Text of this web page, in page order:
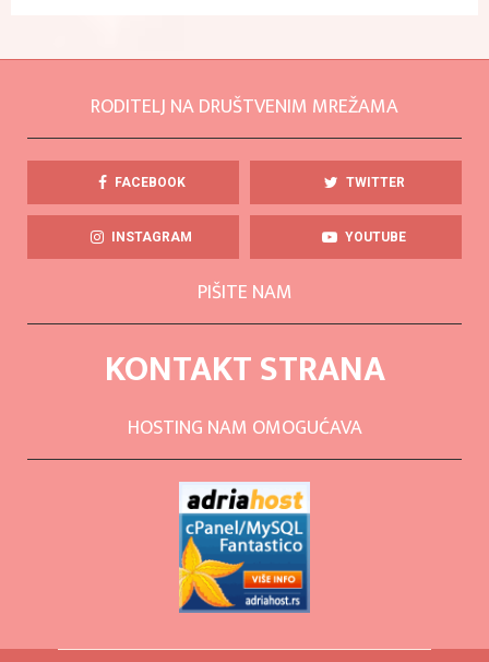
RODITELJ NA DRUŠTVENIM MREŽAMA
FACEBOOK TWITTER
INSTAGRAM YOUTUBE
PIŠITE NAM
KONTAKT STRANA
HOSTING NAM OMOGUĆAVA